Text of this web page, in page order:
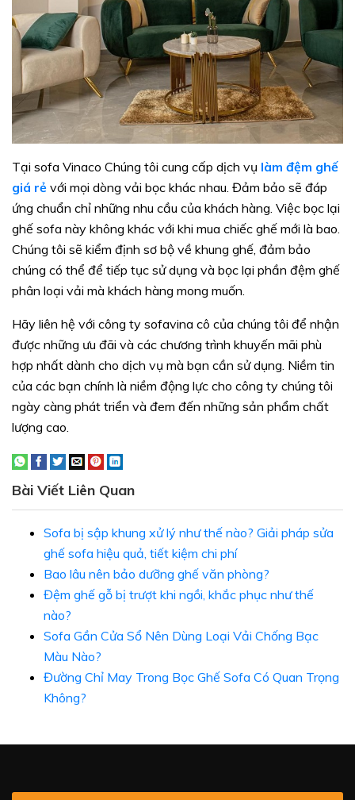
Tại sofa Vinaco Chúng tôi cung cấp dịch vụ làm đệm ghế
giá rẻ với mọi dòng vải bọc khác nhau. Đảm bảo sẽ đáp
ứng chuẩn chỉ những nhu cầu của khách hàng. Việc bọc lại
ghế sofa này không khác với khi mua chiếc ghế mới là bao.
Chúng tôi sẽ kiểm định sơ bộ về khung ghế, đảm bảo
chúng có thể để tiếp tục sử dụng và bọc lại phần đệm ghế
phân loại vải mà khách hàng mong muốn.
Hãy liên hệ với công ty sofavina cô của chúng tôi để nhận
được những ưu đãi và các chương trình khuyến mãi phù
hợp nhất dành cho dịch vụ mà bạn cần sử dụng. Niềm tin
của các bạn chính là niềm động lực cho công ty chúng tôi
ngày càng phát triển và đem đến những sản phẩm chất
lượng cao.
Bài Viết Liên Quan
Sofa bị sập khung xử lý như thế nào? Giải pháp sửa
ghế sofa hiệu quả, tiết kiệm chi phí
Bao lâu nên bảo dưỡng ghế văn phòng?
Đệm ghế gỗ bị trượt khi ngồi, khắc phục như thế
nào?
Sofa Gần Cửa Sổ Nên Dùng Loại Vải Chống Bạc
Màu Nào?
Đường Chỉ May Trong Bọc Ghế Sofa Có Quan Trọng
Không?